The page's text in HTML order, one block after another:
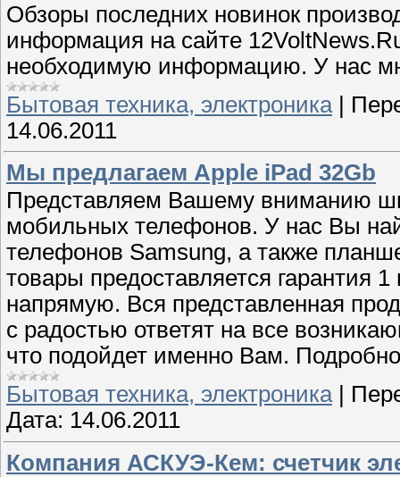
Обзоры последних новинок
информация на сайте
необходимую информацию. У нас
Бытовая техника, электроника|
14.06.2011
Мы предлагаем Apple iPad 32Gb
Представляем Вашему вниманию
мобильных телефонов. У нас Вы
телефонов Samsung, а также
товары предоставляется гарантия
напрямую. Вся представленная
с радостью ответят на все
что подойдет именно Вам.
Бытовая техника, электроника|
Дата: 14.06.2011
Компания АСКУЭ-Кем: счетчик